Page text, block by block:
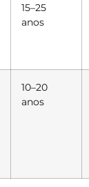
15–25
anos
10–20
anos